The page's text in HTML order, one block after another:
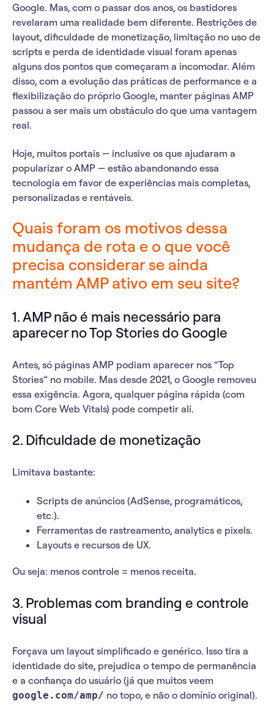
Google. Mas, com o passar dos anos, os bastidores
revelaram uma realidade bem diferente. Restrições de
layout, dificuldade de monetização, limitação no uso de
scripts e perda de identidade visual foram apenas
alguns dos pontos que começaram a incomodar. Além
disso, com a evolução das práticas de performance e a
flexibilização do próprio Google, manter páginas AMP
passou a ser mais um obstáculo do que uma vantagem
real.
Hoje, muitos portais — inclusive os que ajudaram a
popularizar o AMP — estão abandonando essa
tecnologia em favor de experiências mais completas,
personalizadas e rentáveis.
Quais foram os motivos dessa
mudança de rota e o que você
precisa considerar se ainda
mantém AMP ativo em seu site?
1.AMP não é mais necessário para
aparecer no Top Stories do Google
Antes, só páginas AMP podiam aparecer nos “Top
Stories” no mobile. Mas desde 2021, o Google removeu
essa exigência. Agora, qualquer página rápida (com
bom Core Web Vitals) pode competir ali.
2. Dificuldade de monetização
Limitava bastante:
Scripts de anúncios (AdSense, programáticos,
etc.).
Ferramentas de rastreamento, analytics e pixels.
Layouts e recursos de UX.
Ou seja: menos controle = menos receita.
3. Problemas com branding e controle
visual
Forçava um layout simplificado e genérico. Isso tira a
identidade do site, prejudica o tempo de permanência
e a confiança do usuário (já que muitos veem
google.com/amp/ no topo, e não o domínio original).